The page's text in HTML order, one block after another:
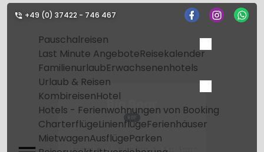
+49 (0) 37422 - 746 467
Pauschalreisen
Last Minute AngeboteReisekalender
FamilienurlaubErwachsenenhotels
Urlaub & Reisen
KombireisenHotel
Hotels - Ferienwohnungen von Booking
CharterflügeLinienflügeFerienhäuser
MietwagenAusflügeParken
Big Bear
RBF
Home Flughafen Big Bear